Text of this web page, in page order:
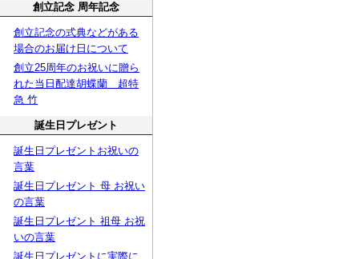
創立記念 周年記念
創立記念の式典などがある
場合のお届け日について
創立25周年のお祝いに贈ら
れた当日配達胡蝶蘭 超特
急 竹
誕生日プレゼント
誕生日プレゼントお祝いの
言葉
誕生日プレゼント 母 お祝い
の言葉
誕生日プレゼント 祖母 お祝
いの言葉
誕生日プレゼントに実際に